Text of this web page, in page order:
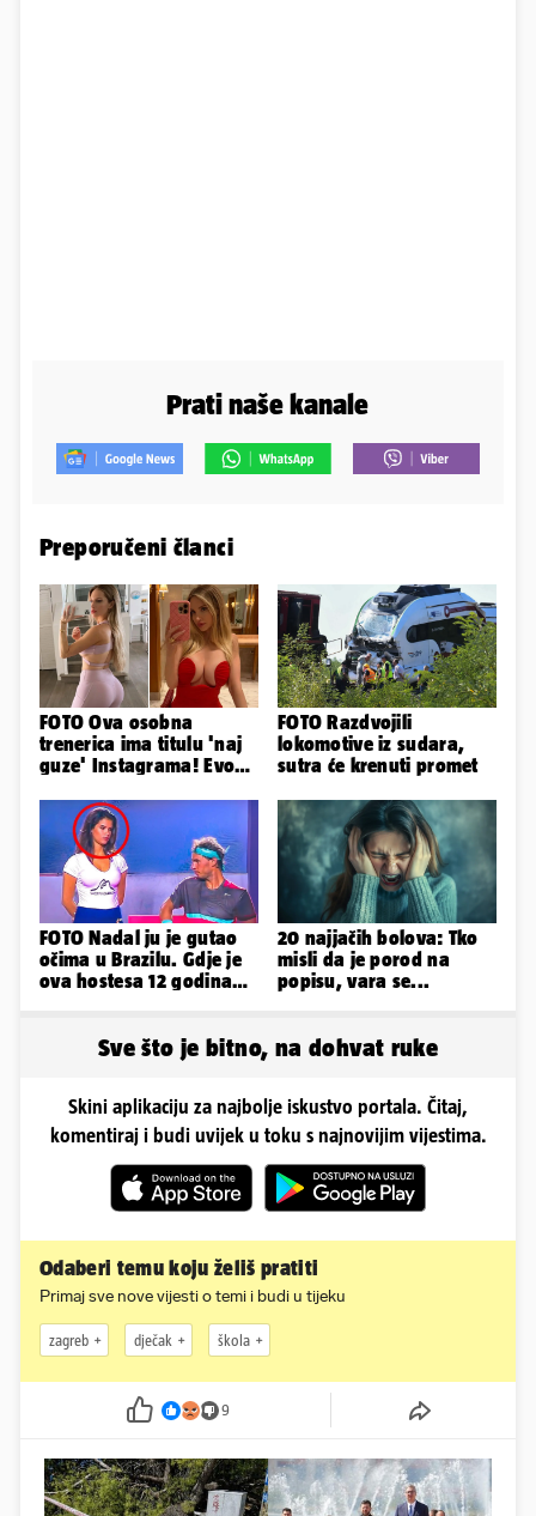
Prati naše kanale
Preporučeni članci
FOTO Ova osobna
trenerica ima titulu 'naj
guze' Instagrama! Evo
satu...
FOTO Razdvojili
lokomotive iz sudara,
sutra će krenuti promet
FOTO Nadal ju je gutao
očima u Brazilu. Gdje je
ova hostesa 12 godina
20 najjačih bolova: Tko
misli da je porod na
popisu, vara se...
Sve što je bitno, na dohvat ruke
Skini aplikaciju za najbolje iskustvo portala. Čitaj,
komentiraj i budi uvijek u toku s najnovijim vijestima.
Odaberi temu koju želiš pratiti
Primaj sve nove vijesti o temi i budi u tijeku
zagreb dječak škola
9